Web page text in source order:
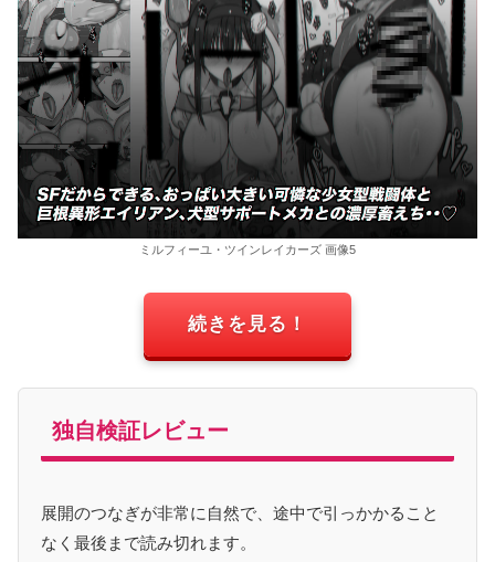
ミルフィーユ・ツインレイカーズ 画像5
続きを見る！
独自検証レビュー
展開のつなぎが非常に自然で、途中で引っかかること
なく最後まで読み切れます。